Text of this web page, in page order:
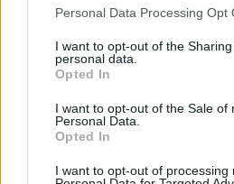
Personal Data Processing Opt
I want to opt-out of the
personal data.
Opted In
I want to opt-out of the Sale of
Personal Data.
Opted In
I want to opt-out of processing
30/11/2019
TUTTI CONTRO
Zingaretti Ecco il piano
fuori Giggino